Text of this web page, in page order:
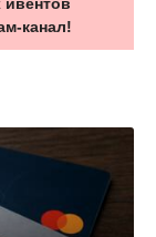
ивентов
канал!